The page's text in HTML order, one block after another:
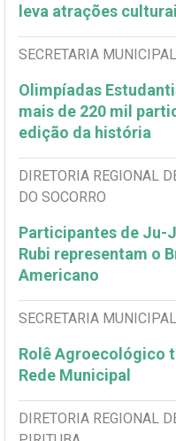
leva atrações
SECRETARIA
Olimpíadas
mais de 220 mil
edição da história
DIRETORIA REGIONAL
DO SOCORRO
Participantes de Ju-
Rubi representam o
Americano
SECRETARIA
Rolê Agroecológico
Rede Municipal
DIRETORIA REGIONAL